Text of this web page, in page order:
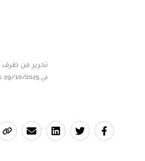
تحرير من طرف
في 29/10/2025 على الساعة 14:30